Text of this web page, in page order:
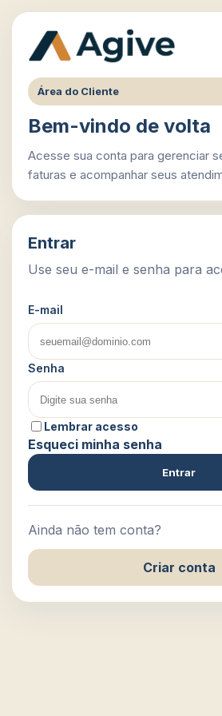
Área do Cliente
Bem-vindo de volta
Acesse sua conta para gerenciar
faturas e acompanhar seus
Entrar
Use seu e-mail e senha para
E-mail
Senha
Lembrar acesso
Esqueci minha senha
Entrar
Ainda não tem conta?
Criar conta